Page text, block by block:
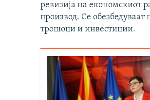
ревизија на економскиот
производ. Се
трошоци и инвестиции.